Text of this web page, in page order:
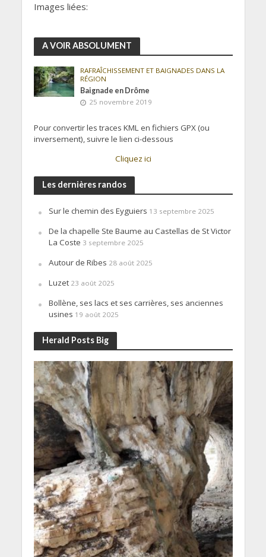
Images liées:
A VOIR ABSOLUMENT
RAFRAÎCHISSEMENT ET BAIGNADES DANS LA
RÉGION
Baignade en Drôme
25 novembre 2019
Pour convertir les traces KML en fichiers GPX (ou
inversement), suivre le lien ci-dessous
Cliquez ici
Les dernières randos
Sur le chemin des Eyguiers 13 septembre 2025
De la chapelle Ste Baume au Castellas de St Victor
La Coste 3 septembre 2025
Autour de Ribes 28 août 2025
Luzet 23 août 2025
Bollène, ses lacs et ses carrières, ses anciennes
usines 19 août 2025
Herald Posts Big